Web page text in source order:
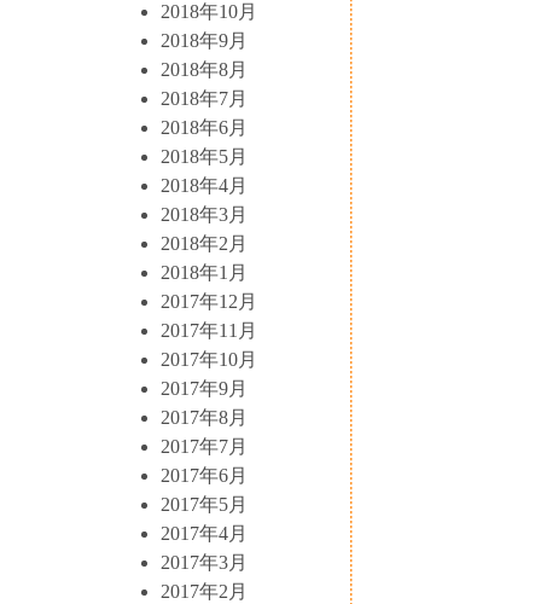
2018年10月
2018年9月
2018年8月
2018年7月
2018年6月
2018年5月
2018年4月
2018年3月
2018年2月
2018年1月
2017年12月
2017年11月
2017年10月
2017年9月
2017年8月
2017年7月
2017年6月
2017年5月
2017年4月
2017年3月
2017年2月